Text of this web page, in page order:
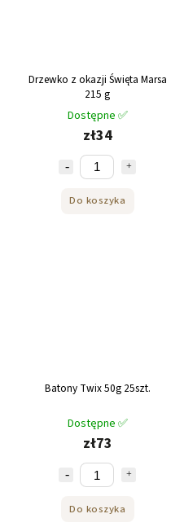
Drzewko z okazji Święta Marsa
215 g
Dostępne ✅
zł34
Do koszyka
Batony Twix 50g 25szt.
Dostępne ✅
zł73
Do koszyka